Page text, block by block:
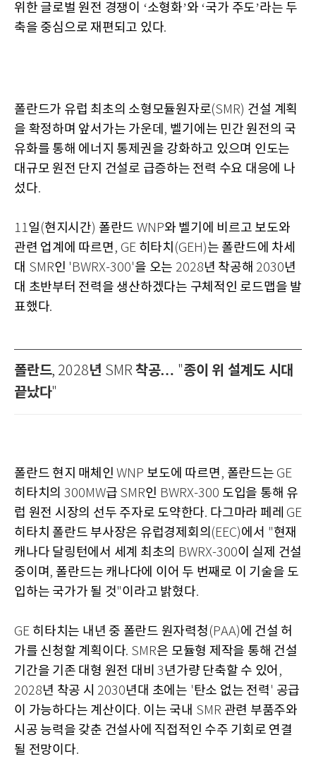
위한 글로벌 원전 경쟁이 ‘소형화’와 ‘국가 주도’라는 두
축을 중심으로 재편되고 있다.
폴란드가 유럽 최초의 소형모듈원자로(SMR) 건설 계획
을 확정하며 앞서가는 가운데 , 벨기에는 민간 원전의 국
유화를 통해 에너지 통제권을 강화하고 있으며 인도는
대규모 원전 단지 건설로 급증하는 전력 수요 대응에 나
섰다.
11일 (현지시간) 폴란드 WNP와 벨기에 비르고 보도와
관련 업계에 따르면, GE 히타치 (GEH)는 폴란드에 차세
대 SMR인 'BWRX-300'을 오는 2028년 착공해 2030년
대 초반부터 전력을 생산하겠다는 구체적인 로드맵을 발
표했다.
폴란드, 2028년 SMR 착공… "종이 위 설계도 시대
끝났다"
폴란드 현지 매체인WNP 보도에 따르면, 폴란드는 GE
히타치의 300MW급 SMR인 BWRX-300 도입을 통해 유
럽 원전 시장의 선두 주자로 도약한다. 다그마라 페레 GE
히타치 폴란드 부사장은 유럽경제회의 (EEC)에서 "현재
캐나다 달링턴에서 세계 최초의 BWRX-300이 실제 건설
중이며 , 폴란드는 캐나다에 이어 두 번째로 이 기술을 도
입하는 국가가 될 것"이라고 밝혔다.
GE 히타치는 내년 중 폴란드 원자력청 (PAA)에 건설 허
가를 신청할 계획이다. SMR은 모듈형 제작을 통해 건설
기간을 기존 대형 원전 대비 3년가량 단축할 수 있어 ,
2028년 착공 시 2030년대 초에는 '탄소 없는 전력 ' 공급
이 가능하다는 계산이다. 이는 국내 SMR 관련 부품주와
시공 능력을 갖춘 건설사에 직접적인 수주 기회로 연결
될 전망이다.